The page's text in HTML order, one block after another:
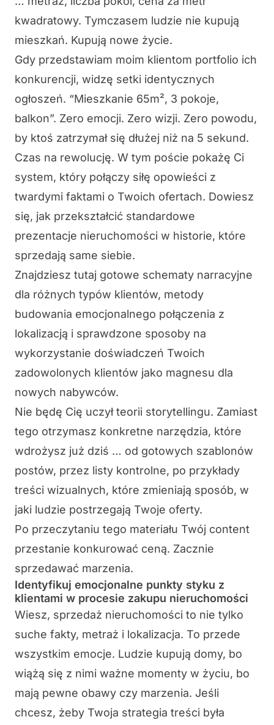
kwadratowy. Tymczasem ludzie nie kupują
mieszkań. Kupują nowe życie.
Gdy przedstawiam moim klientom portfolio ich
konkurencji, widzę setki identycznych
ogłoszeń. “Mieszkanie 65m², 3 pokoje,
balkon”. Zero emocji. Zero wizji. Zero powodu,
by ktoś zatrzymał się dłużej niż na 5 sekund.
Czas na rewolucję. W tym poście pokażę Ci
system, który połączy siłę opowieści z
twardymi faktami o Twoich ofertach. Dowiesz
się, jak przekształcić standardowe
prezentacje nieruchomości w historie, które
sprzedają same siebie.
Znajdziesz tutaj gotowe schematy narracyjne
dla różnych typów klientów, metody
budowania emocjonalnego połączenia z
lokalizacją i sprawdzone sposoby na
wykorzystanie doświadczeń Twoich
zadowolonych klientów jako magnesu dla
nowych nabywców.
Nie będę Cię uczył teorii storytellingu. Zamiast
tego otrzymasz konkretne narzędzia, które
wdrożysz już dziś … od gotowych szablonów
postów, przez listy kontrolne, po przykłady
treści wizualnych, które zmieniają sposób, w
jaki ludzie postrzegają Twoje oferty.
Po przeczytaniu tego materiału Twój content
przestanie konkurować ceną. Zacznie
sprzedawać marzenia.
Identyfikuj emocjonalne punkty styku z
klientami w procesie zakupu nieruchomości
Wiesz, sprzedaż nieruchomości to nie tylko
suche fakty, metraż i lokalizacja. To przede
wszystkim emocje. Ludzie kupują domy, bo
wiążą się z nimi ważne momenty w życiu, bo
mają pewne obawy czy marzenia. Jeśli
chcesz, żeby Twoja strategia treści była